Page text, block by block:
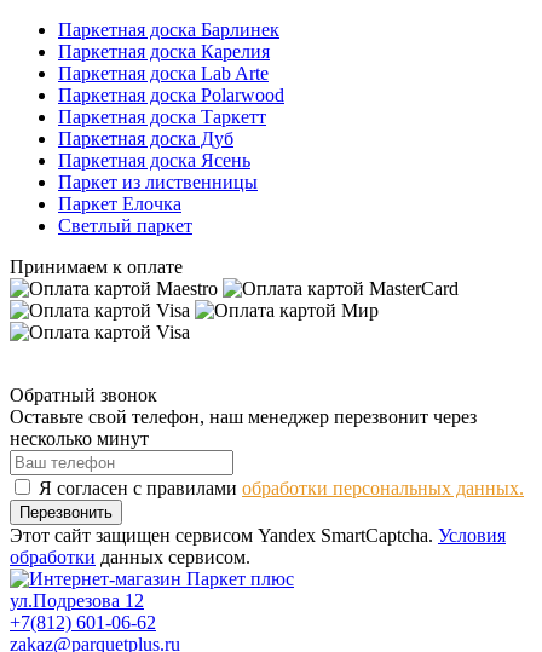
Паркетная доска Барлинек
Паркетная доска Карелия
Паркетная доска Lab Arte
Паркетная доска Polarwood
Паркетная доска Таркетт
Паркетная доска Дуб
Паркетная доска Ясень
Паркет из лиственницы
Паркет Елочка
Светлый паркет
Принимаем к оплате
Обратный звонок
Оставьте свой телефон, наш менеджер перезвонит через
несколько минут
Я согласен с правилами обработки персональных данных.
Перезвонить
Этот сайт защищен сервисом Yandex SmartCaptcha. Условия
обработки данных сервисом.
ул.Подрезова 12
+7(812) 601-06-62
zakaz@parquetplus.ru